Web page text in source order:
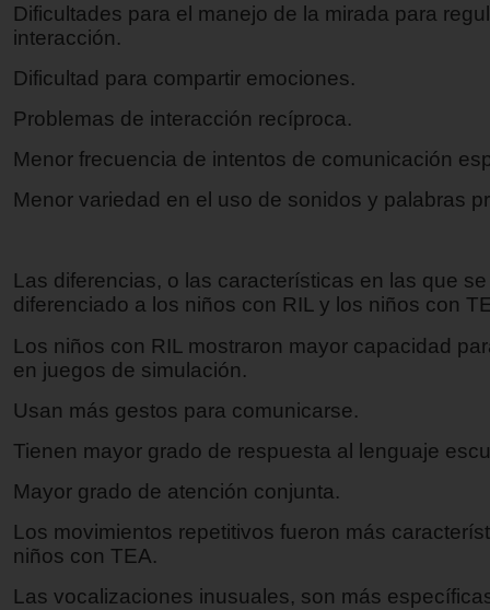
Dificultades para el manejo de la mirada para
interacción.
Dificultad para compartir emociones.
Problemas de interacción recíproca.
Menor frecuencia de intentos de comunicación
Menor variedad en el uso de sonidos y palabras
Las diferencias, o las características en las que
diferenciado a los niños con RIL y los niños con
Los niños con RIL mostraron mayor capacidad
en juegos de simulación.
Usan más gestos para comunicarse.
Tienen mayor grado de respuesta al lenguaje
Mayor grado de atención conjunta.
Los movimientos repetitivos fueron más
niños con TEA.
Las vocalizaciones inusuales, son más